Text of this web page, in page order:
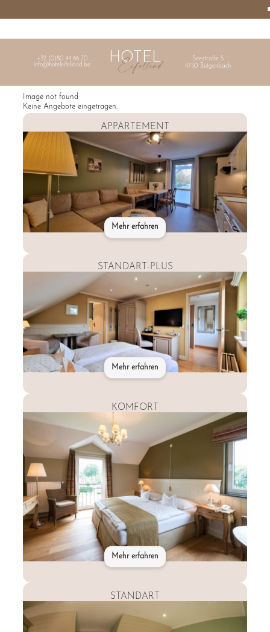
EIFELLAND
+32 (0)80 44 66 70
info@hoteleifelland.be
HOTEL
Eifelland
Seestraße 5
4750 Bütgenbach
Image not found
Keine Angebote eingetragen.
APPARTEMENT
Mehr erfahren
STANDART-PLUS
Mehr erfahren
KOMFORT
Mehr erfahren
STANDART